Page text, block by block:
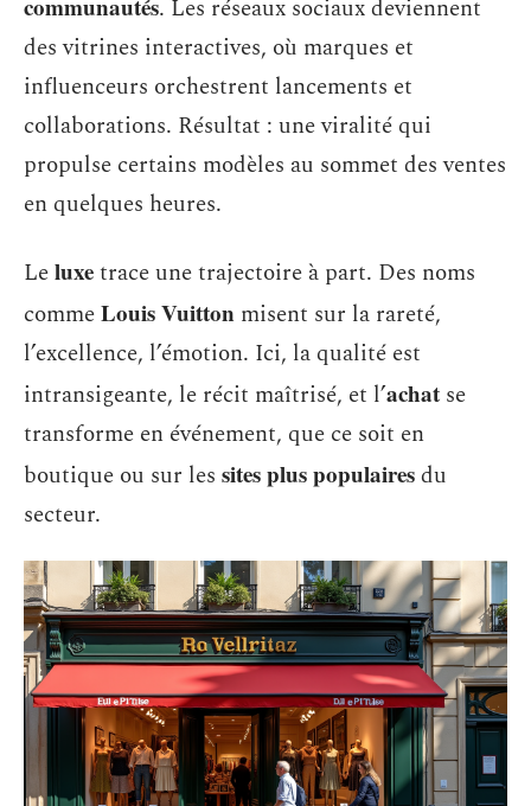
communautés. Les réseaux sociaux deviennent
des vitrines interactives, où marques et
influenceurs orchestrent lancements et
collaborations. Résultat : une viralité qui
propulse certains modèles au sommet des ventes
en quelques heures.
Leluxetrace une trajectoire à part. Des noms
commeLouis Vuitton misent sur la rareté,
l’excellence, l’émotion. Ici, la qualité est
intransigeante, le récit maîtrisé, et l’achat se
transforme en événement, que ce soit en
boutique ou sur les sites plus populairesdu
secteur.